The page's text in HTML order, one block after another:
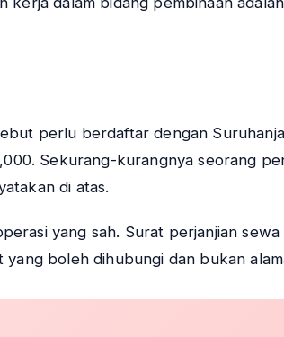
perlu berdaftar dengan
Sekurang-kurangnya seorang
di atas.
yang sah. Surat perjanjian
boleh dihubungi dan bukan